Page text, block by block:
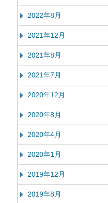
2022年8月
2021年12月
2021年8月
2021年7月
2020年12月
2020年8月
2020年4月
2020年1月
2019年12月
2019年8月